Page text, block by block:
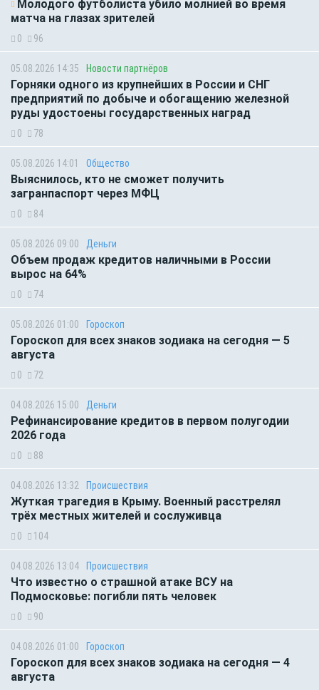
Молодого футболиста убило молнией во время
матча на глазах зрителей
0 96
05.08.2026 14:35 Новости партнёров
Горняки одного из крупнейших в России и СНГ
предприятий по добыче и обогащению железной
руды удостоены государственных наград
0 78
05.08.2026 14:01 Общество
Выяснилось, кто не сможет получить
загранпаспорт через МФЦ
0 84
05.08.2026 09:00 Деньги
Объем продаж кредитов наличными в России
вырос на 64%
0 74
05.08.2026 01:00 Гороскоп
Гороскоп для всех знаков зодиака на сегодня — 5
августа
0 72
04.08.2026 15:00 Деньги
Рефинансирование кредитов в первом полугодии
2026 года
0 88
04.08.2026 13:32 Происшествия
Жуткая трагедия в Крыму. Военный расстрелял
трёх местных жителей и сослуживца
0 104
04.08.2026 13:04 Происшествия
Что известно о страшной атаке ВСУ на
Подмосковье: погибли пять человек
0 90
04.08.2026 01:00 Гороскоп
Гороскоп для всех знаков зодиака на сегодня — 4
августа